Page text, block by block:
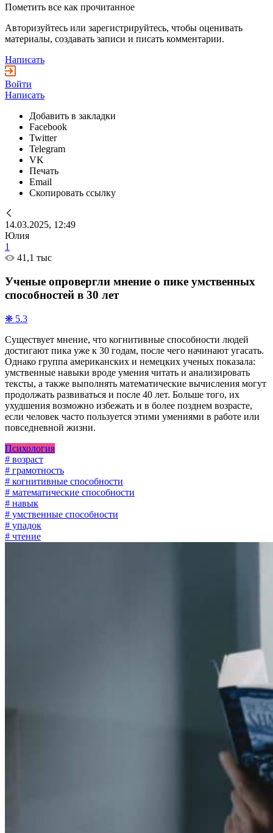
Пометить все как прочитанное
Авторизуйтесь или зарегистрируйтесь, чтобы оценивать
материалы, создавать записи и писать комментарии.
Написать
Войти
Написать
Добавить в закладки
Facebook
Twitter
Telegram
VK
Печать
Email
Скопировать ссылку
14.03.2025, 12:49
Юлия
1
41,1 тыс
Ученые опровергли мнение о пике умственных
способностей в 30 лет
❋ 5.3
Существует мнение, что когнитивные способности людей
достигают пика уже к 30 годам, после чего начинают угасать.
Однако группа американских и немецких ученых показала:
умственные навыки вроде умения читать и анализировать
тексты, а также выполнять математические вычисления могут
продолжать развиваться и после 40 лет. Больше того, их
ухудшения возможно избежать и в более позднем возрасте,
если человек часто пользуется этими умениями в работе или
повседневной жизни.
Психология
# возраст
# грамотность
# когнитивные способности
# математические способности
# навык
# умственные способности
# упадок
# чтение